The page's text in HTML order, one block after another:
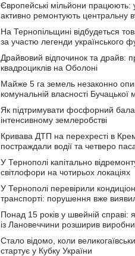
Європейські мільйони працюють:
активно ремонтують центральну
На Тернопільщині відбудеться
за участю легенди українського
Драйвовий відпочинок та драйв:
квадроциклів на Оболоні
Майже 5 га земель незаконно
комунальній власності Бучацької
Як підтримувати фосфорний
інтенсивному землеробстві
Кривава ДТП на перехресті в
постраждали водії та четверо
У Тернополі капітально
світлофори на чотирьох локаціях
У Тернополі перевірили
транспорті: порушення вже
Понад 15 років у швейній справі:
із Лановеччини розширив
Стало відомо, коли
стартує у Кубку України